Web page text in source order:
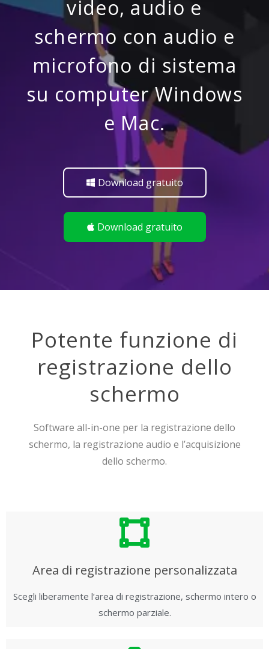
video, audio e
schermo con audio e
microfono di sistema
su computer Windows
e Mac.
Download gratuito
Download gratuito
Potente funzione di
registrazione dello
schermo
Software all-in-one per la registrazione dello
schermo, la registrazione audio e l’acquisizione
dello schermo.
Area di registrazione personalizzata
Scegli liberamente l’area di registrazione, schermo intero o
schermo parziale.